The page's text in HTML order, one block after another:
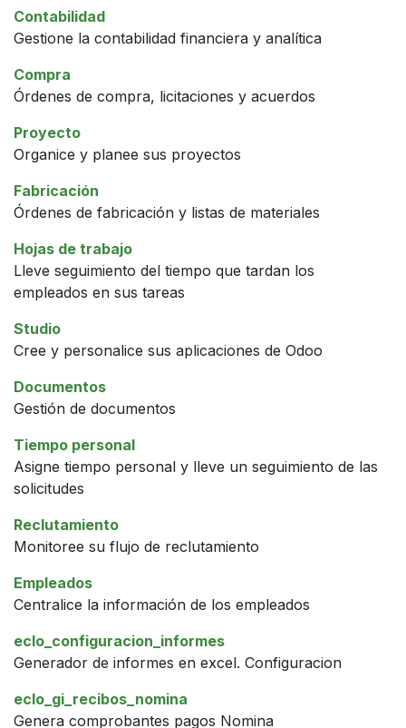
Contabilidad
Gestione la contabilidad financiera y analítica
Compra
Órdenes de compra, licitaciones y acuerdos
Proyecto
Organice y planee sus proyectos
Fabricación
Órdenes de fabricación y listas de materiales
Hojas de trabajo
Lleve seguimiento del tiempo que tardan los
empleados en sus tareas
Studio
Cree y personalice sus aplicaciones de Odoo
Documentos
Gestión de documentos
Tiempo personal
Asigne tiempo personal y lleve un seguimiento de las
solicitudes
Reclutamiento
Monitoree su flujo de reclutamiento
Empleados
Centralice la información de los empleados
eclo_configuracion_informes
Generador de informes en excel. Configuracion
eclo_gi_recibos_nomina
Genera comprobantes pagos Nomina